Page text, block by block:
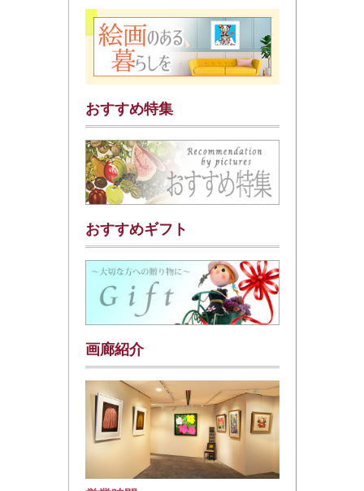
おすすめ特集
おすすめギフト
画廊紹介